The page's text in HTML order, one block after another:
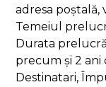
adresa poștală,
Temeiul
Durata
precum și 2 ani
Destinatari,